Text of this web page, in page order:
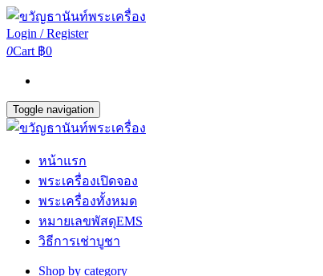
Login / Register
0Cart ฿0
Toggle navigation
หน้าแรก
พระเครื่องเปิดจอง
พระเครื่องทั้งหมด
หมายเลขพัสดุEMS
วิธีการเช่าบูชา
Shop by category